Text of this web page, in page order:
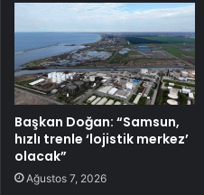
Başkan Doğan: “Samsun,
hızlı trenle ‘lojistik merkez’
olacak”
Ağustos 7, 2026